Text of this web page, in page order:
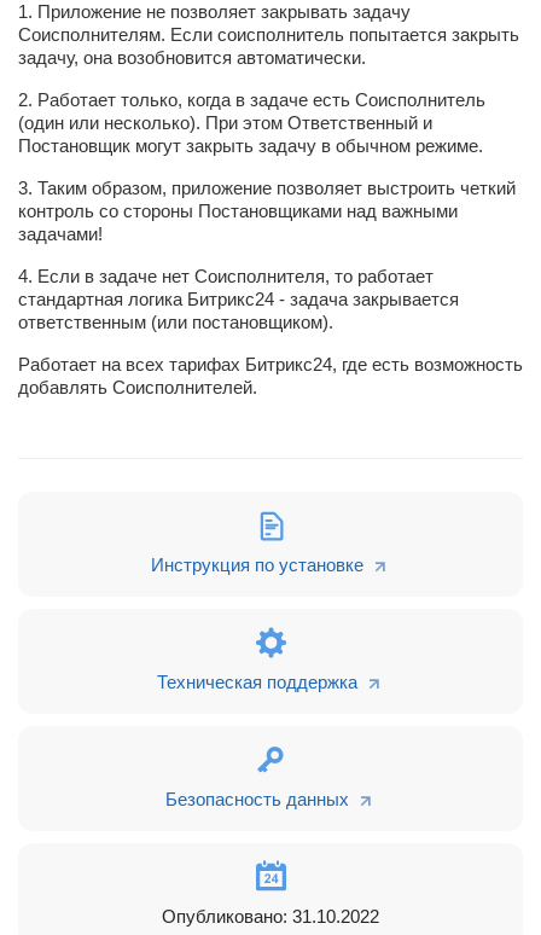
1. Приложение не позволяет закрывать задачу
Соисполнителям. Если соисполнитель попытается закрыть
задачу, она возобновится автоматически.
2. Работает только, когда в задаче есть Соисполнитель
(один или несколько). При этом Ответственный и
Постановщик могут закрыть задачу в обычном режиме.
3. Таким образом, приложение позволяет выстроить четкий
контроль со стороны Постановщиками над важными
задачами!
4. Если в задаче нет Соисполнителя, то работает
стандартная логика Битрикс24 - задача закрывается
ответственным (или постановщиком).
Работает на всех тарифах Битрикс24, где есть возможность
добавлять Соисполнителей.
Инструкция по установке
Техническая поддержка
Безопасность данных
Опубликовано: 31.10.2022